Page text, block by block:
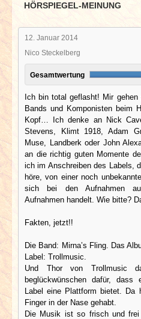
HÖRSPIEGEL-MEINUNG
12. Januar 2014
Nico Steckelberg
Gesamtwertung
Ich bin total geflasht! Mir
Bands und Komponisten beim
Kopf… Ich denke an Nick
Stevens, Klimt 1918, Adam
Muse, Landberk oder John
an die richtig guten Momente
ich im Anschreiben des Labels,
höre, von einer noch
sich bei den Aufnahmen
Aufnahmen handelt. Wie bitte?
Fakten, jetzt!!
Die Band: Mirna’s Fling. Das
Label: Trollmusic.
Und Thor von Trollmusic
beglückwünschen dafür, dass
Label eine Plattform bietet.
Finger in der Nase gehabt.
Die Musik ist so frisch und